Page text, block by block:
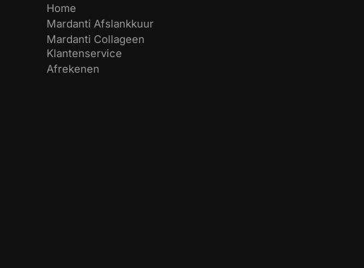
Home
Mardanti Afslankkuur
Mardanti Collageen
Klantenservice
Afrekenen